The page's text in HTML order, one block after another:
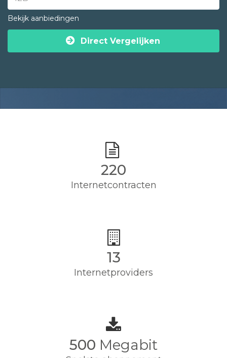
Bekijk aanbiedingen
Direct Vergelijken
220
Internetcontracten
13
Internetproviders
500 Megabit